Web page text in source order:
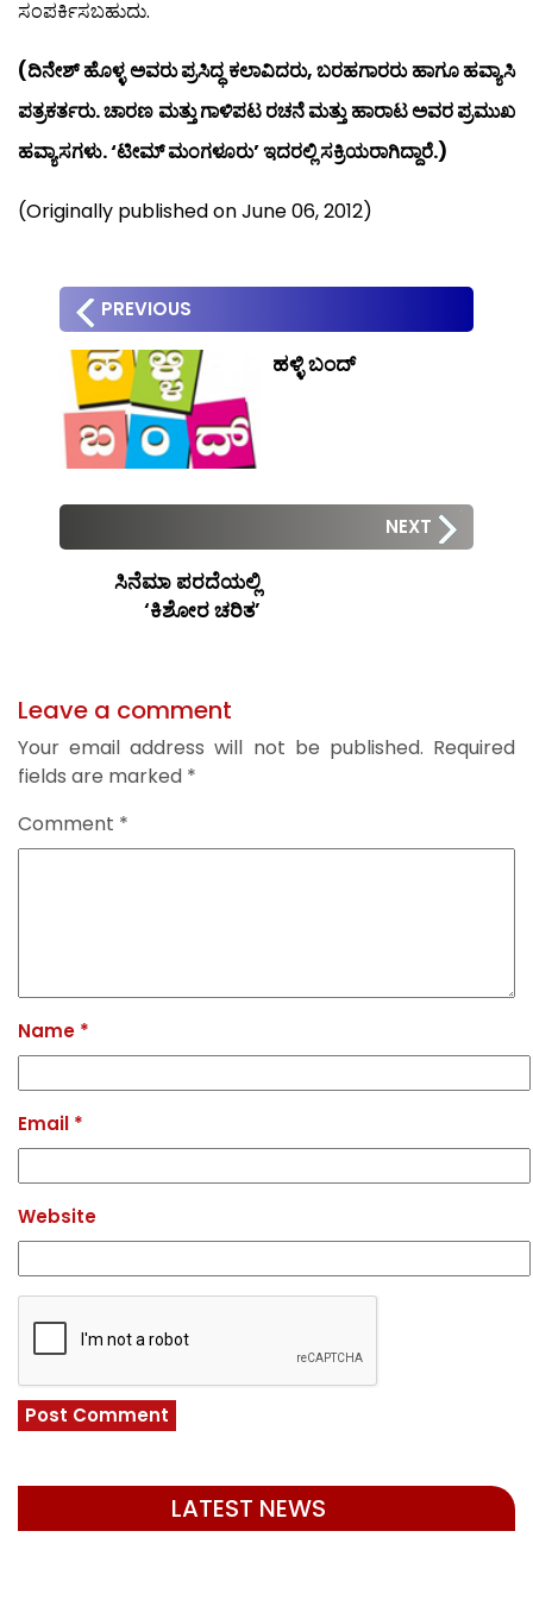
ಸಂಪರ್ಕಿಸಬಹುದು.
(ದಿನೇಶ್ ಹೊಳ್ಳ ಅವರು ಪ್ರಸಿದ್ಧ ಕಲಾವಿದರು, ಬರಹಗಾರರು ಹಾಗೂ ಹವ್ಯಾಸಿ
ಪತ್ರಕರ್ತರು. ಚಾರಣ ಮತ್ತು ಗಾಳಿಪಟ ರಚನೆ ಮತ್ತು ಹಾರಾಟ ಅವರ ಪ್ರಮುಖ
ಹವ್ಯಾಸಗಳು. ‘ಟೀಮ್ ಮಂಗಳೂರು’ ಇದರಲ್ಲಿ ಸಕ್ರಿಯರಾಗಿದ್ದಾರೆ.)
(Originally published on June 06, 2012)
PREVIOUS
ಹಳ್ಳಿ ಬಂದ್
NEXT
ಸಿನೆಮಾ ಪರದೆಯಲ್ಲಿ
‘ಕಿಶೋರ ಚರಿತ’
Leave a comment
Your email address will not be published. Required
fields are marked *
Comment *
Name *
Email *
Website
LATEST NEWS